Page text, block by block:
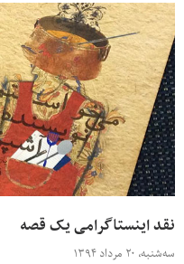
نقد اینستاگرامی یک قصه
سه‌شنبه، ۲۰ مرداد ۱۳۹۴